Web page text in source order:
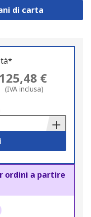
di carta
125,48 €
(IVA inclusa)
ordini a partire